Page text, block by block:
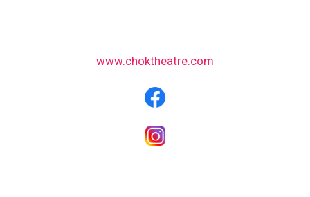
www.choktheatre.com